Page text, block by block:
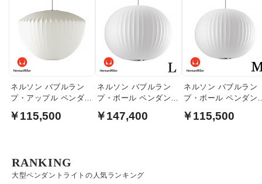
ネルソン バブルラン
プ・アップル ペンダン
ラー
￥115,500
ネルソン バブルラン
プ・ボール ペンダント
マンミラー
￥147,400
ネルソン バブルラン
プ・ボール ペンダン
ハーマンミラー
￥115,500
大型ペンダントライトの人気ランキング
RANKING